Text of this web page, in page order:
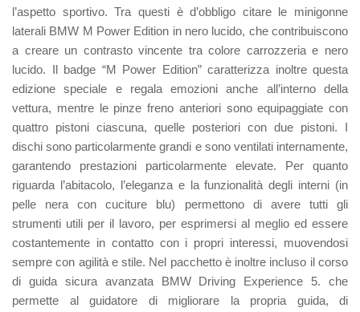
l’aspetto sportivo. Tra questi è d’obbligo citare le minigonne
laterali BMW M Power Edition in nero lucido, che contribuiscono
a creare un contrasto vincente tra colore carrozzeria e nero
lucido. Il badge “M Power Edition” caratterizza inoltre questa
edizione speciale e regala emozioni anche all’interno della
vettura, mentre le pinze freno anteriori sono equipaggiate con
quattro pistoni ciascuna, quelle posteriori con due pistoni. I
dischi sono particolarmente grandi e sono ventilati internamente,
garantendo prestazioni particolarmente elevate. Per quanto
riguarda l’abitacolo, l’eleganza e la funzionalità degli interni (in
pelle nera con cuciture blu) permettono di avere tutti gli
strumenti utili per il lavoro, per esprimersi al meglio ed essere
costantemente in contatto con i propri interessi, muovendosi
sempre con agilità e stile. Nel pacchetto è inoltre incluso il corso
di guida sicura avanzata BMW Driving Experience 5. che
permette al guidatore di migliorare la propria guida, di